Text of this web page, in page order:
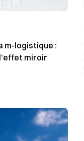
m-logistique :
miroir